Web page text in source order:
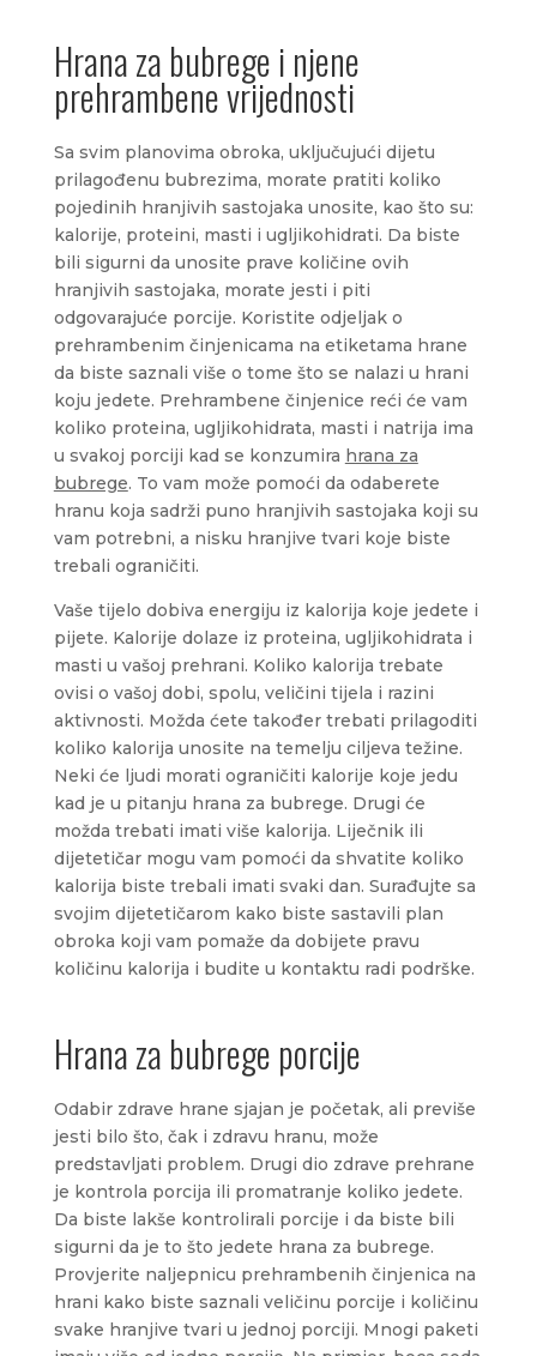
Hrana za bubrege i njene
prehrambene vrijednosti
Sa svim planovima obroka, uključujući dijetu
prilagođenu bubrezima, morate pratiti koliko
pojedinih hranjivih sastojaka unosite, kao što su:
kalorije, proteini, masti i ugljikohidrati. Da biste
bili sigurni da unosite prave količine ovih
hranjivih sastojaka, morate jesti i piti
odgovarajuće porcije. Koristite odjeljak o
prehrambenim činjenicama na etiketama hrane
da biste saznali više o tome što se nalazi u hrani
koju jedete. Prehrambene činjenice reći će vam
koliko proteina, ugljikohidrata, masti i natrija ima
u svakoj porciji kad se konzumira hrana za
bubrege. To vam može pomoći da odaberete
hranu koja sadrži puno hranjivih sastojaka koji su
vam potrebni, a nisku hranjive tvari koje biste
trebali ograničiti.
Vaše tijelo dobiva energiju iz kalorija koje jedete i
pijete. Kalorije dolaze iz proteina, ugljikohidrata i
masti u vašoj prehrani. Koliko kalorija trebate
ovisi o vašoj dobi, spolu, veličini tijela i razini
aktivnosti. Možda ćete također trebati prilagoditi
koliko kalorija unosite na temelju ciljeva težine.
Neki će ljudi morati ograničiti kalorije koje jedu
kad je u pitanju hrana za bubrege. Drugi će
možda trebati imati više kalorija. Liječnik ili
dijetetičar mogu vam pomoći da shvatite koliko
kalorija biste trebali imati svaki dan. Surađujte sa
svojim dijetetičarom kako biste sastavili plan
obroka koji vam pomaže da dobijete pravu
količinu kalorija i budite u kontaktu radi podrške.
Hrana za bubrege porcije
Odabir zdrave hrane sjajan je početak, ali previše
jesti bilo što, čak i zdravu hranu, može
predstavljati problem. Drugi dio zdrave prehrane
je kontrola porcija ili promatranje koliko jedete.
Da biste lakše kontrolirali porcije i da biste bili
sigurni da je to što jedete hrana za bubrege.
Provjerite naljepnicu prehrambenih činjenica na
hrani kako biste saznali veličinu porcije i količinu
svake hranjive tvari u jednoj porciji. Mnogi paketi